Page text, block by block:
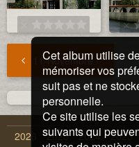
11-Novembre
2026 2025 2024 2023
Cet album utilise
mémoriser vos
suit pas et ne
personnelle.
Ce site utilise les
suivants qui